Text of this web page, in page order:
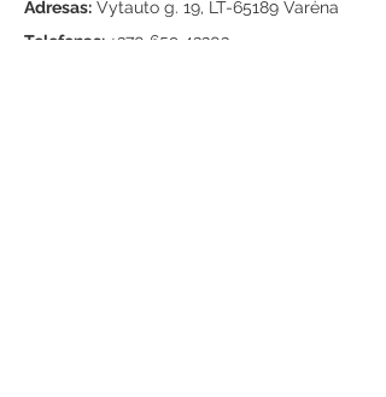
Adresas: Vytauto g. 19, LT-65189 Varėna
Telefonas: +370 659 43303